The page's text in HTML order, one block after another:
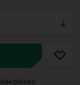
DIENAS